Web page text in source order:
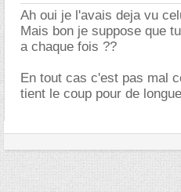
Ah oui je l'avais deja vu
Mais bon je suppose que
a chaque fois ??
En tout cas c'est pas mal
tient le coup pour de